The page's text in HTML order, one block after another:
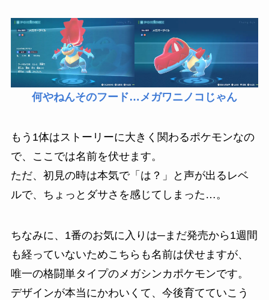
何やねんそのフード…メガワニノコじゃん
もう1体はストーリーに大きく関わるポケモンなの
で、ここでは名前を伏せます。
ただ、初見の時は本気で「は？」と声が出るレベ
ルで、ちょっとダサさを感じてしまった…。
ちなみに、1番のお気に入りは─まだ発売から1週間
も経っていないためこちらも名前は伏せますが、
唯一の格闘単タイプのメガシンカポケモンです。
デザインが本当にかわいくて、今後育てていこう